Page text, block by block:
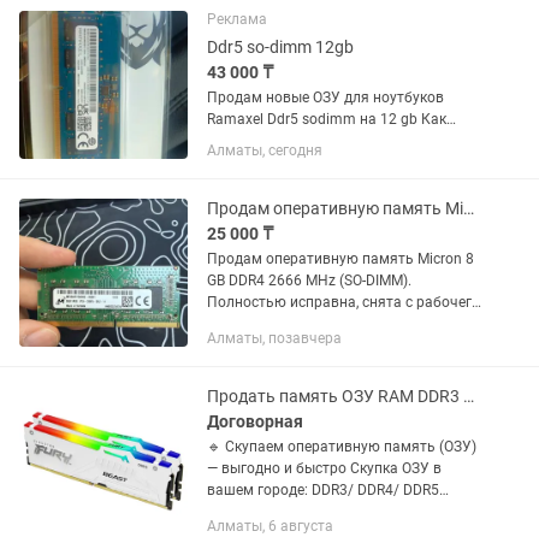
Реклама
Ddr5 so-dimm 12gb
43 000 ₸
Продам новые ОЗУ для ноутбуков
Ramaxel Ddr5 sodimm на 12 gb Как
ноутбуки приобрели сделали апгрейд
на 32 гб. Эти сразу же сняли. Есть в
планка. При покупке больше...
Алматы, сегодня
Продам оперативную память Micron 8 GB DDR4
25 000 ₸
Продам оперативную память Micron 8
GB DDR4 2666 MHz (SO-DIMM).
Полностью исправна, снята с рабочего
большинства ноутбуков с поддержкой
Алматы, позавчера
Продать память ОЗУ RAM DDR3 DDR4 DDR5
Договорная
🔹 Скупаем оперативную память (ОЗУ)
— выгодно и быстро Скупка ОЗУ в
вашем городе: DDR3/ DDR4/ DDR5
и ноутбуков — быстро, честно и по
Алматы, 6 августа